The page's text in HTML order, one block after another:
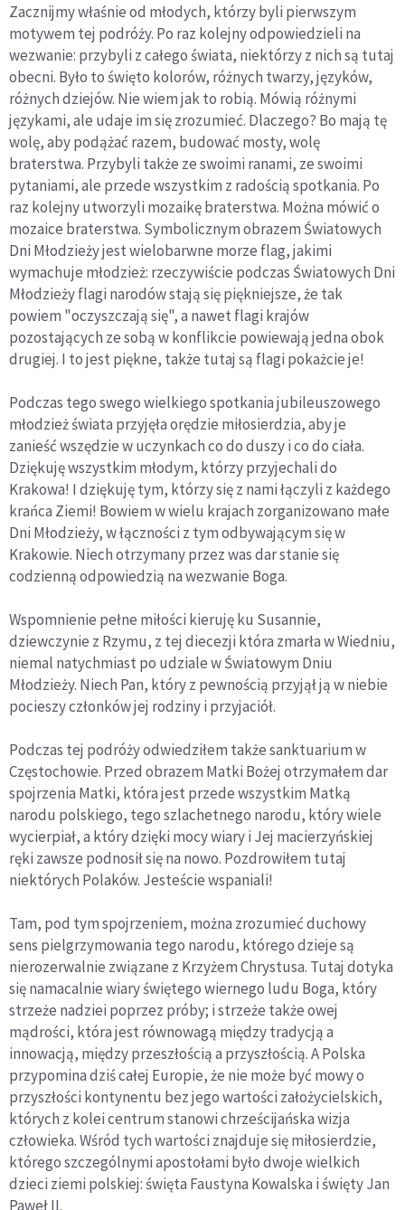
Zacznijmy właśnie od młodych, którzy byli pierwszym
motywem tej podróży. Po raz kolejny odpowiedzieli na
wezwanie: przybyli z całego świata, niektórzy z nich są tutaj
obecni. Było to święto kolorów, różnych twarzy, języków,
różnych dziejów. Nie wiem jak to robią. Mówią różnymi
językami, ale udaje im się zrozumieć. Dlaczego? Bo mają tę
wolę, aby podążać razem, budować mosty, wolę
braterstwa. Przybyli także ze swoimi ranami, ze swoimi
pytaniami, ale przede wszystkim z radością spotkania. Po
raz kolejny utworzyli mozaikę braterstwa. Można mówić o
mozaice braterstwa. Symbolicznym obrazem Światowych
Dni Młodzieży jest wielobarwne morze flag, jakimi
wymachuje młodzież: rzeczywiście podczas Światowych Dni
Młodzieży flagi narodów stają się piękniejsze, że tak
powiem "oczyszczają się", a nawet flagi krajów
pozostających ze sobą w konflikcie powiewają jedna obok
drugiej. I to jest piękne, także tutaj są flagi pokażcie je!
Podczas tego swego wielkiego spotkania jubileuszowego
młodzież świata przyjęła orędzie miłosierdzia, aby je
zanieść wszędzie w uczynkach co do duszy i co do ciała.
Dziękuję wszystkim młodym, którzy przyjechali do
Krakowa! I dziękuję tym, którzy się z nami łączyli z każdego
krańca Ziemi! Bowiem w wielu krajach zorganizowano małe
Dni Młodzieży, w łączności z tym odbywającym się w
Krakowie. Niech otrzymany przez was dar stanie się
codzienną odpowiedzią na wezwanie Boga.
Wspomnienie pełne miłości kieruję ku Susannie,
dziewczynie z Rzymu, z tej diecezji która zmarła w Wiedniu,
niemal natychmiast po udziale w Światowym Dniu
Młodzieży. Niech Pan, który z pewnością przyjął ją w niebie
pocieszy członków jej rodziny i przyjaciół.
Podczas tej podróży odwiedziłem także sanktuarium w
Częstochowie. Przed obrazem Matki Bożej otrzymałem dar
spojrzenia Matki, która jest przede wszystkim Matką
narodu polskiego, tego szlachetnego narodu, który wiele
wycierpiał, a który dzięki mocy wiary i Jej macierzyńskiej
ręki zawsze podnosił się na nowo. Pozdrowiłem tutaj
niektórych Polaków. Jesteście wspaniali!
Tam, pod tym spojrzeniem, można zrozumieć duchowy
sens pielgrzymowania tego narodu, którego dzieje są
nierozerwalnie związane z Krzyżem Chrystusa. Tutaj dotyka
się namacalnie wiary świętego wiernego ludu Boga, który
strzeże nadziei poprzez próby; i strzeże także owej
mądrości, która jest równowagą między tradycją a
innowacją, między przeszłością a przyszłością. A Polska
przypomina dziś całej Europie, że nie może być mowy o
przyszłości kontynentu bez jego wartości założycielskich,
których z kolei centrum stanowi chrześcijańska wizja
człowieka. Wśród tych wartości znajduje się miłosierdzie,
którego szczególnymi apostołami było dwoje wielkich
dzieci ziemi polskiej: święta Faustyna Kowalska i święty Jan
Paweł II.